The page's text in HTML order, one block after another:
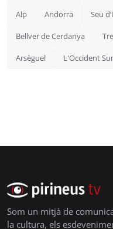
Alp Andorra Seu
Bellver de Cerdanya
Arsèguel L'Occident
Som un mitjà de
la cultura, els